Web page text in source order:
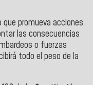
promueva acciones
las consecuencias
o fuerzas
todo el peso de la